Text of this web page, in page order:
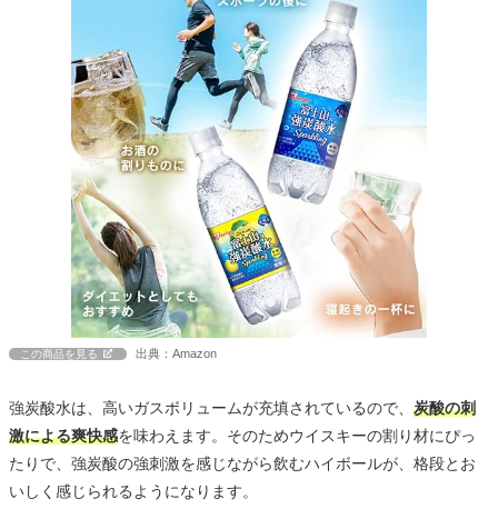
この商品を見る 出典：Amazon
強炭酸水は、高いガスボリュームが充填されているので、 炭酸の刺
激による爽快感を味わえます。そのためウイスキーの割り材にぴっ
たりで、強炭酸の強刺激を感じながら飲むハイボールが、格段とお
いしく感じられるようになります。